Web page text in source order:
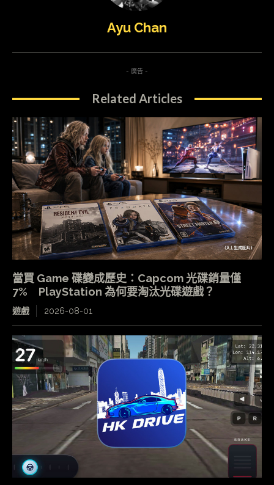
Ayu Chan
- 廣告 -
Related Articles
當買 Game 碟變成歷史：Capcom 光碟銷量僅
7% PlayStation 為何要淘汰光碟遊戲？
遊戲 2026-08-01